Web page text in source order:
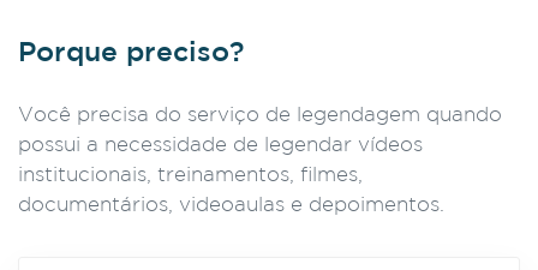
Porque preciso?
Você precisa do serviço de legendagem quando
possui a necessidade de legendar vídeos
institucionais, treinamentos, filmes,
documentários, videoaulas e depoimentos.